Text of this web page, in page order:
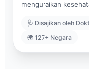
menguraikan
🩺 Disajikan oleh
🌍 127+ Negara